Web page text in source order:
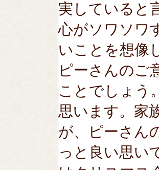
実していると
心がソワソワ
いことを想像
ピーさんのご
ことでしょう
思います。家
が、ピーさん
っと良い思い